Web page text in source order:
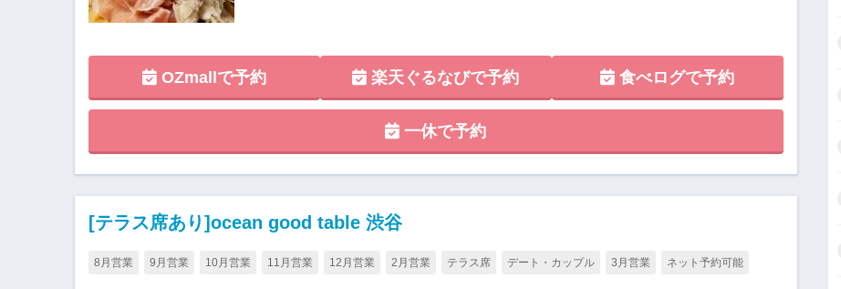
OZmallで予約 楽天ぐるなびで予約 食べログで予約
一休で予約
[テラス席あり]ocean good table 渋谷
8月営業 9月営業 10月営業 11月営業 12月営業 2月営業 テラス席 デート・カップル 3月営業 ネット予約可能